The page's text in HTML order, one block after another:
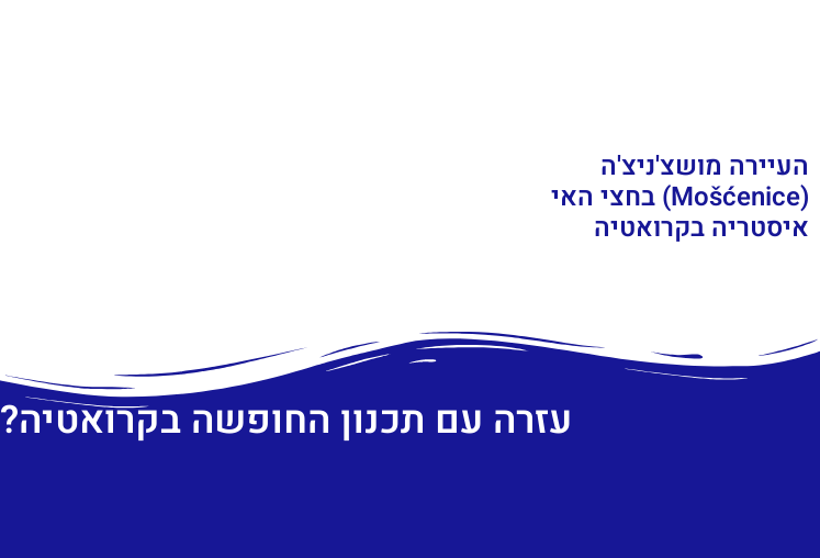
העיירה מושצ'ניצ'ה
(Mošćenice) בחצי האי
איסטריה בקרואטיה
עזרה עם תכנון החופשה בקרואטיה?